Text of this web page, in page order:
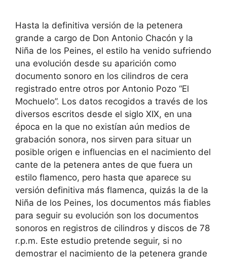
Hasta la definitiva versión de la petenera
grande a cargo de Don Antonio Chacón y la
Niña de los Peines, el estilo ha venido sufriendo
una evolución desde su aparición como
documento sonoro en los cilindros de cera
registrado entre otros por Antonio Pozo “El
Mochuelo”. Los datos recogidos a través de los
diversos escritos desde el siglo XIX, en una
época en la que no existían aún medios de
grabación sonora, nos sirven para situar un
posible origen e influencias en el nacimiento del
cante de la petenera antes de que fuera un
estilo flamenco, pero hasta que aparece su
versión definitiva más flamenca, quizás la de la
Niña de los Peines, los documentos más fiables
para seguir su evolución son los documentos
sonoros en registros de cilindros y discos de 78
r.p.m. Este estudio pretende seguir, si no
demostrar el nacimiento de la petenera grande